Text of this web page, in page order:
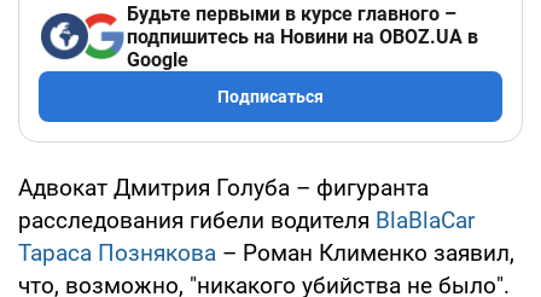
Будьте первыми в курсе главного –
подпишитесь на Новини на OBOZ.UA в
Google
Подписаться
Адвокат Дмитрия Голуба – фигуранта
расследования гибели водителя BlaBlaCar
Тараса Познякова – Роман Клименко заявил,
что, возможно, "никакого убийства не было".